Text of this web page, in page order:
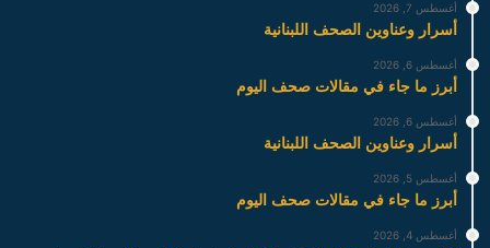
أغسطس 7, 2026
أسرار وعناوين الصحف اللبنانية
أغسطس 6, 2026
أبرز ما جاء في مقالات صحف اليوم
أغسطس 6, 2026
أسرار وعناوين الصحف اللبنانية
أغسطس 5, 2026
أبرز ما جاء في مقالات صحف اليوم
أغسطس 4, 2026